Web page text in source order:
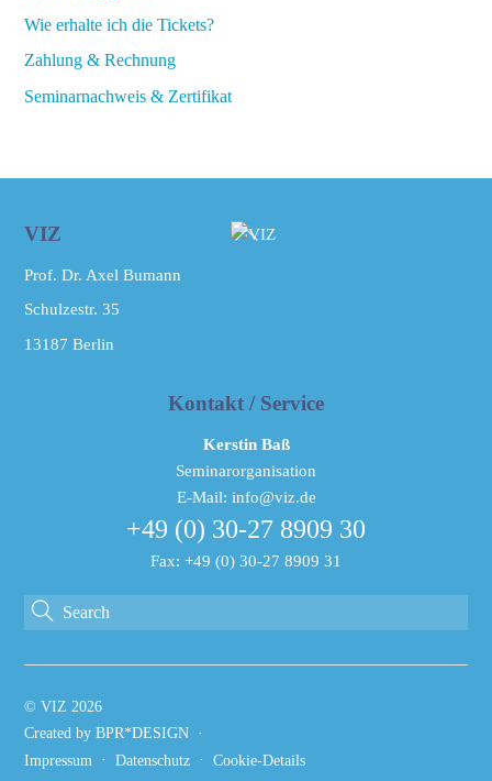
Wie erhalte ich die Tickets?
Zahlung & Rechnung
Seminarnachweis & Zertifikat
Back
VIZ
Prof. Dr. Axel Bumann
Schulzestr. 35
13187 Berlin
Kontakt / Service
Kerstin Baß
Seminarorganisation
E-Mail: info@viz.de
+49 (0) 30-27 8909 30
Fax: +49 (0) 30-27 8909 31
©VIZ 2026
Created by BPR*DESIGN ·
Impressum ·Datenschutz ·Cookie-Details